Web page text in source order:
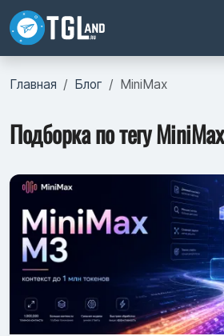
Главная Блог MiniMax
Подборка по тегу MiniMax